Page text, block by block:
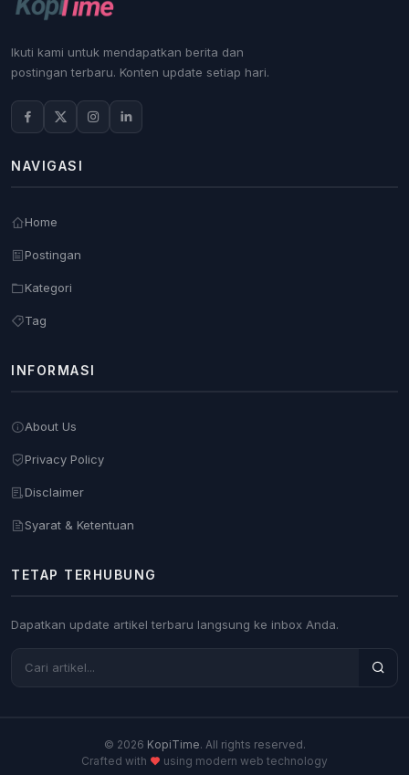
Ikuti kami untuk mendapatkan berita dan
postingan terbaru. Konten update setiap hari.
NAVIGASI
Home
Postingan
Kategori
Tag
INFORMASI
About Us
Privacy Policy
Disclaimer
Syarat & Ketentuan
TETAP TERHUBUNG
Dapatkan update artikel terbaru langsung ke inbox Anda.
© 2026 KopiTime. All rights reserved.
Crafted with
using modern web technology